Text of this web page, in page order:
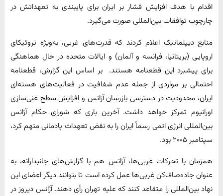
اقدام با هدف افزایش ‌فشار بر ایران برای پایبندی به تعهداتش در
چارچوب توافقات بین‌المللی صورت می‌گیرد. ‌
منابع دیپلماتیک اعلام کردند که قدرت‌های غربی، به‌ویژه تروئیکای
اروپایی (بریتانیا، فرانسه و آلمان) و ایالات متحده در حال هماهنگی
برای پیشبرد این قطعنامه ‌هستند. ‌ بر اساس این گزارش، قطعنامه
احتمالی بر مواردی از جمله عدم شفافیت در فعالیت‌های هسته‌ای
ایران، محدودیت در دسترسی بازرسان آژانس و افزایش سطح غنی‌سازی
اورانیوم تمرکز خواهد داشت. آخرین باری که شورای حکام آژانس
بین‌المللی انرژی اتمی رسماً ایران را به نقض تعهدات پادمانی متهم ‌کرد،
سپتامبر ۲۰۰۵ بود. ‌
همزمان با تحرکات غربی‌ها، آژانس هم با گزارش‌های جانبدارانه، به
عنوان جاده‌صاف‌کن غربی‌ها عمل کرده است تا بتوانند دیگر اعضای این
نهاد بین‌المللی را متقاعد کنند که علیه تهران رأی دهند. آژانس دیروز در